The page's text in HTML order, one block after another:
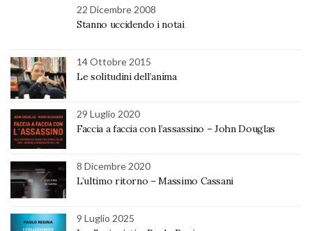
22 Dicembre 2008
Stanno uccidendo i notai
14 Ottobre 2015
Le solitudini dell’anima
29 Luglio 2020
Faccia a faccia con l’assassino – John Douglas
8 Dicembre 2020
L’ultimo ritorno – Massimo Cassani
9 Luglio 2025